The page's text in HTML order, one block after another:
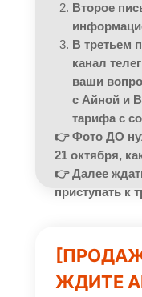
ЖДИТЕ
Второе
В третьем
канал
ваши
с Айной и
тарифа с
👉 Фото ДО
21 октября,
👉 Далее
приступать к